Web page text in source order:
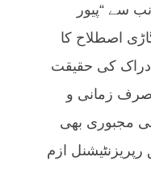
سے “پیور
اصطلاح کا
کی حقیقت
صرف زمانی و
مجبوری بھی
ازم